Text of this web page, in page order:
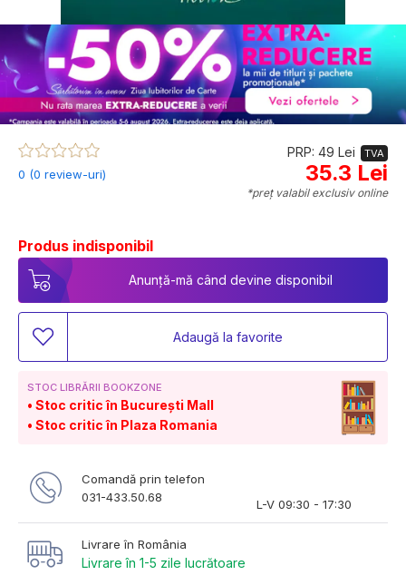
0 (0 review-uri)
PRP: 49 Lei TVA
35.3 Lei
*preț valabil exclusiv online
Produs indisponibil
Anunță-mă când devine disponibil
Adaugă la favorite
STOC LIBRĂRII BOOKZONE
Stoc critic în București Mall
Stoc critic în Plaza Romania
Comandă prin telefon
031-433.50.68
L-V 09:30 - 17:30
Livrare în România
Livrare în 1-5 zile lucrătoare